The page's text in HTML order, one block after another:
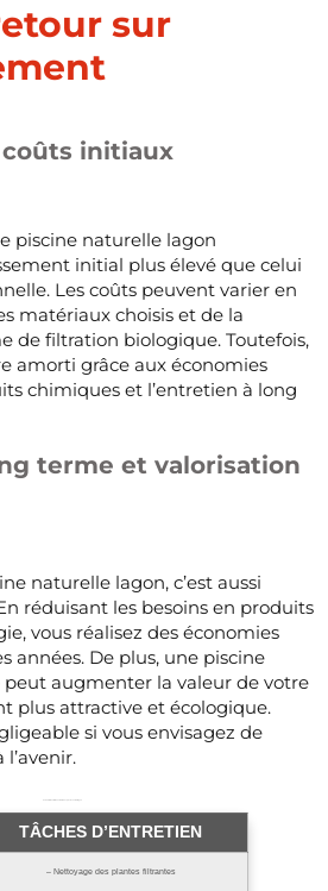
sur
initiaux
piscine naturelle lagon
initial plus élevé que celui
Les coûts peuvent varier en
matériaux choisis et de la
de filtration biologique. Toutefois,
amorti grâce aux économies
chimiques et l’entretien à long
terme et valorisation
naturelle lagon, c’est aussi
réduisant les besoins en produits
vous réalisez des économies
années. De plus, une piscine
augmenter la valeur de votre
plus attractive et écologique.
si vous envisagez de
TÂCHES D’ENTRETIEN
– Nettoyage des plantes filtrantes